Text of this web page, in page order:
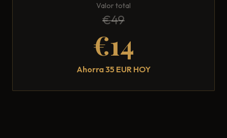
Valor total
€49
€14
Ahorra 35 EUR HOY